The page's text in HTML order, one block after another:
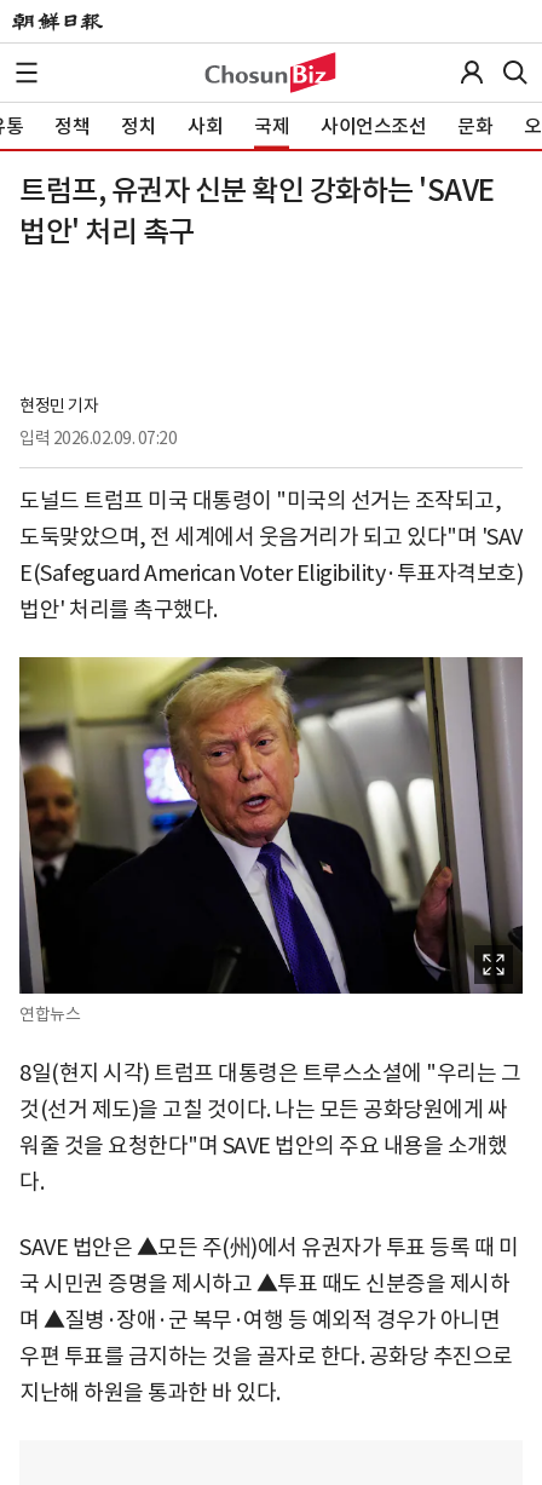
통 정책 정치 사회 국제 사이언스조선 문화
트럼프, 유권자 신분 확인 강화하는 'SAVE
법안' 처리 촉구
현정민 기자
입력 2026.02.09. 07:20
도널드 트럼프 미국 대통령이 "미국의 선거는 조작되고,
도둑맞았으며, 전 세계에서 웃음거리가 되고 있다"며 'SAV
E(Safeguard American Voter Eligibility·투표자격보호)
법안' 처리를 촉구했다.
연합뉴스
8일(현지 시각) 트럼프 대통령은 트루스소셜에 "우리는 그
것(선거 제도)을 고칠 것이다. 나는 모든 공화당원에게 싸
워줄 것을 요청한다"며 SAVE 법안의 주요 내용을 소개했
다.
SAVE 법안은 ▲모든 주(州)에서 유권자가 투표 등록 때 미
국 시민권 증명을 제시하고 ▲투표 때도 신분증을 제시하
며 ▲질병·장애·군 복무·여행 등 예외적 경우가 아니면
우편 투표를 금지하는 것을 골자로 한다. 공화당 추진으로
지난해 하원을 통과한 바 있다.